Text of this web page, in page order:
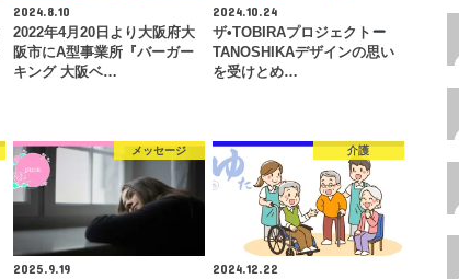
2024.8.10
2022年4月20日より大阪府大
阪市にA型事業所『バーガー
キング 大阪ベ…
2024.10.24
ザ•TOBIRAプロジェクト
TANOSHIKAデザインの思い
を受けとめ…
メッセージ
2025.9.19
介護
2024.12.22